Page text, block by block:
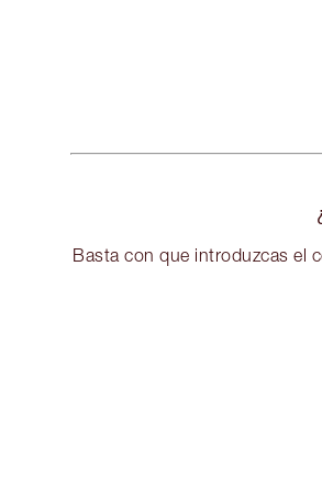
Basta con que introduzcas el